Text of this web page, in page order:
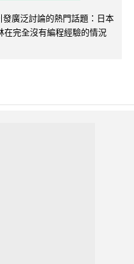
廣泛討論的熱門話題：日本
在完全沒有編程經驗的情況